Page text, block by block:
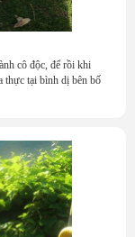
cô độc, để rồi khi
thực tại bình dị bên bố